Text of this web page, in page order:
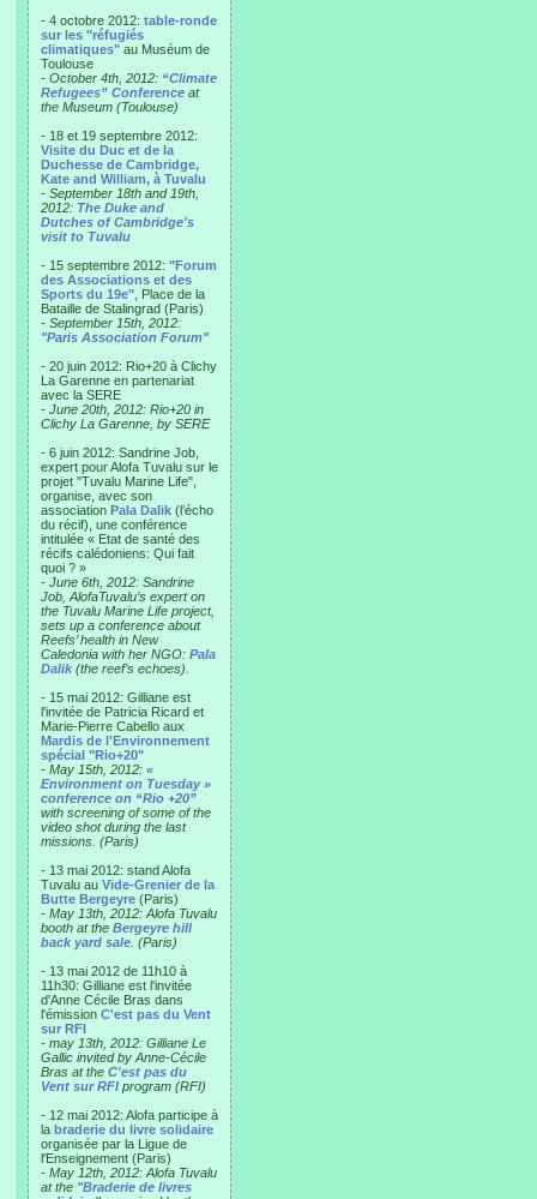
- 4 octobre 2012: table-ronde
sur les "réfugiés
climatiques" au Muséum de
Toulouse
- October 4th, 2012: “Climate
Refugees” Conference at
the Museum (Toulouse)
- 18 et 19 septembre 2012:
Visite du Duc et de la
Duchesse de Cambridge,
Kate and William, à Tuvalu
- September 18th and 19th,
2012: The Duke and
Dutches of Cambridge's
visit to Tuvalu
- 15 septembre 2012: "Forum
des Associations et des
Sports du 19e" , Place de la
Bataille de Stalingrad (Paris)
- September 15th, 2012:
"Paris Association Forum"
- 20 juin 2012: Rio+20 à Clichy
La Garenne en partenariat
avec la SERE
- June 20th, 2012: Rio+20 in
Clichy La Garenne, by SERE
- 6 juin 2012: Sandrine Job,
expert pour Alofa Tuvalu sur le
projet "Tuvalu Marine Life",
organise, avec son
association Pala Dalik (l’écho
du récif), une conférence
intitulée « Etat de santé des
récifs calédoniens: Qui fait
quoi ? »
- June 6th, 2012: Sandrine
Job, AlofaTuvalu’s expert on
the Tuvalu Marine Life project,
sets up a conference about
Reefs’ health in New
Caledonia with her NGO: Pala
Dalik (the reef’s echoes).
- 15 mai 2012: Gilliane est
l'invitée de Patricia Ricard et
Marie-Pierre Cabello aux
Mardis de l'Environnement
spécial "Rio+20"
- May 15th, 2012: «
Environment on Tuesday »
conference on “Rio +20”
with screening of some of the
video shot during the last
missions. (Paris)
- 13 mai 2012: stand Alofa
Tuvalu au Vide-Grenier de la
Butte Bergeyre (Paris)
- May 13th, 2012: Alofa Tuvalu
booth at the Bergeyre hill
back yard sale . (Paris)
- 13 mai 2012 de 11h10 à
11h30: Gilliane est l'invitée
d'Anne Cécile Bras dans
l'émission C'est pas du Vent
sur RFI
- may 13th, 2012: Gilliane Le
Gallic invited by Anne-Cécile
Bras at the C'est pas du
Vent sur RFI program (RFI)
- 12 mai 2012: Alofa participe à
la braderie du livre solidaire
organisée par la Ligue de
l'Enseignement (Paris)
- May 12th, 2012: Alofa Tuvalu
at the "Braderie de livres